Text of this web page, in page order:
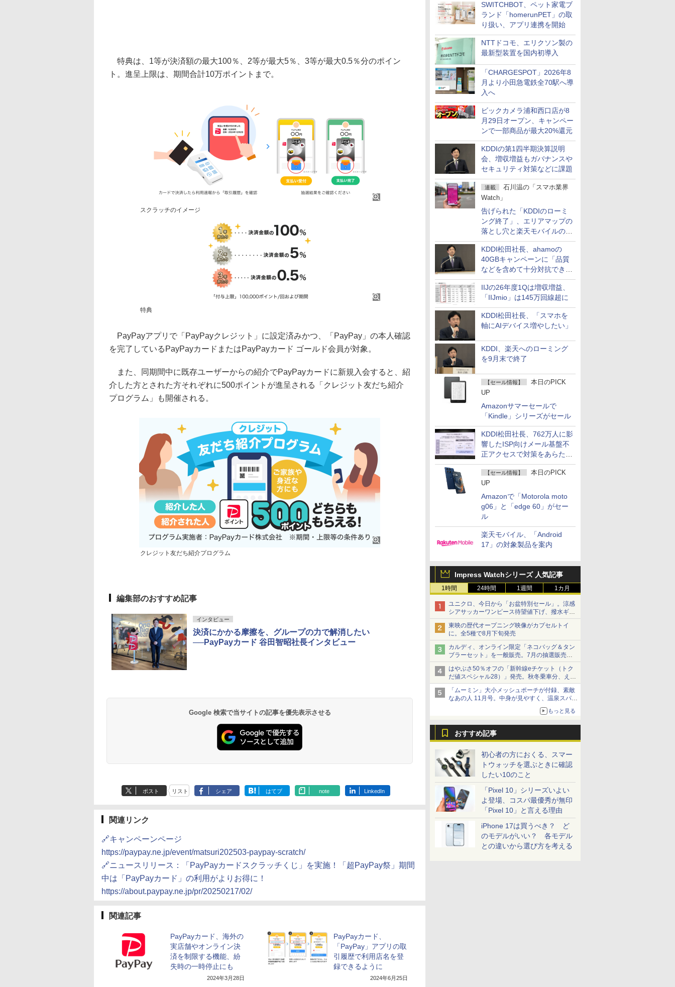
SWITCHBOT、ペット家電ブ
ランド「homerunPET」の取
り扱い、アプリ連携を開始
NTTドコモ、エリクソン製の
最新型装置を国内初導入
「CHARGESPOT」2026年8
月より小田急電鉄全70駅へ導
入へ
ビックカメラ浦和西口店が8
月29日オープン、キャンペー
ンで一部商品が最大20%還元
KDDIの第1四半期決算説明
会、増収増益もガバナンスや
セキュリティ対策などに課題
連載
石川温の「スマホ業界
Watch」
告げられた「KDDIのローミ
ング終了」、エリアマップの
落とし穴と楽天モバイルの課
題
KDDI松田社長、ahamoの
40GBキャンペーンに「品質
などを含めて十分対抗でき
る」
IIJの26年度1Qは増収増益、
「IIJmio」は145万回線超に
KDDI松田社長、「スマホを
軸にAIデバイス増やしたい」
KDDI、楽天へのローミング
を9月末で終了
【セール情報】
本日のPICK
UP
Amazonサマーセールで
「Kindle」シリーズがセール
KDDI松田社長、762万人に影
響したISP向けメール基盤不
正アクセスで対策をあらため
て説明
【セール情報】
本日のPICK
UP
Amazonで「Motorola moto
g06」と「edge 60」がセー
ル
楽天モバイル、「Android
17」の対象製品を案内
Impress Watchシリーズ 人気記事
1時間 24時間 1週間 1カ月
ユニクロ、今日から「お盆特別セール」。涼感
シアサッカーワンピース待望値下げ、撥水ギア
ショーツは1990円に
東映の歴代オープニング映像がカプセルトイ
に。全5種で8月下旬発売
カルディ、オンライン限定「ネコバッグ＆タン
ブラーセット」を一般販売。7月の抽選販売の
当選無効分
はやぶさ50％オフの「新幹線eチケット（トク
だ値スペシャル28）」発売。秋冬乗車分、えき
ねっと限定
「ムーミン」大小メッシュポーチが付録、素敵
なあの人 11月号。中身が見やすく、温泉スパに
もっと見る
おすすめ記事
初心者の方におくる、スマー
トウォッチを選ぶときに確認
したい10のこと
「Pixel 10」シリーズいよい
よ登場、コスパ最優秀が無印
「Pixel 10」と言える理由
iPhone 17は買うべき？ ど
のモデルがいい？ 各モデル
との違いから選び方を考える
特典は、1等が決済額の最大100％、2等が最大5％、3等が最大0.5％分のポイン
ト。進呈上限は、期間合計10万ポイントまで。
スクラッチのイメージ
特典
PayPayアプリで「PayPayクレジット」に設定済みかつ、「PayPay」の本人確認
を完了しているPayPayカードまたはPayPayカード ゴールド会員が対象。
また、同期間中に既存ユーザーからの紹介でPayPayカードに新規入会すると、紹
介した方とされた方それぞれに500ポイントが進呈される「クレジット友だち紹介
プログラム」も開催される。
クレジット友だち紹介プログラム
編集部のおすすめ記事
インタビュー
決済にかかる摩擦を、グループの力で解消したい
──PayPayカード 谷田智昭社長インタビュー
Google 検索で当サイトの記事を優先表示させる
ポスト リスト シェア はてブ note LinkedIn
関連リンク
🔗キャンペーンページ
https://paypay.ne.jp/event/matsuri202503-paypay-scratch/
🔗ニュースリリース：「PayPayカードスクラッチくじ」を実施！「超PayPay祭」期間
中は「PayPayカード」の利用がよりお得に！
https://about.paypay.ne.jp/pr/20250217/02/
関連記事
PayPayカード、海外の
実店舗やオンライン決
済を制限する機能、紛
失時の一時停止にも
2024年3月28日
PayPayカード、
「PayPay」アプリの取
引履歴で利用店名を登
録できるように
2024年6月25日